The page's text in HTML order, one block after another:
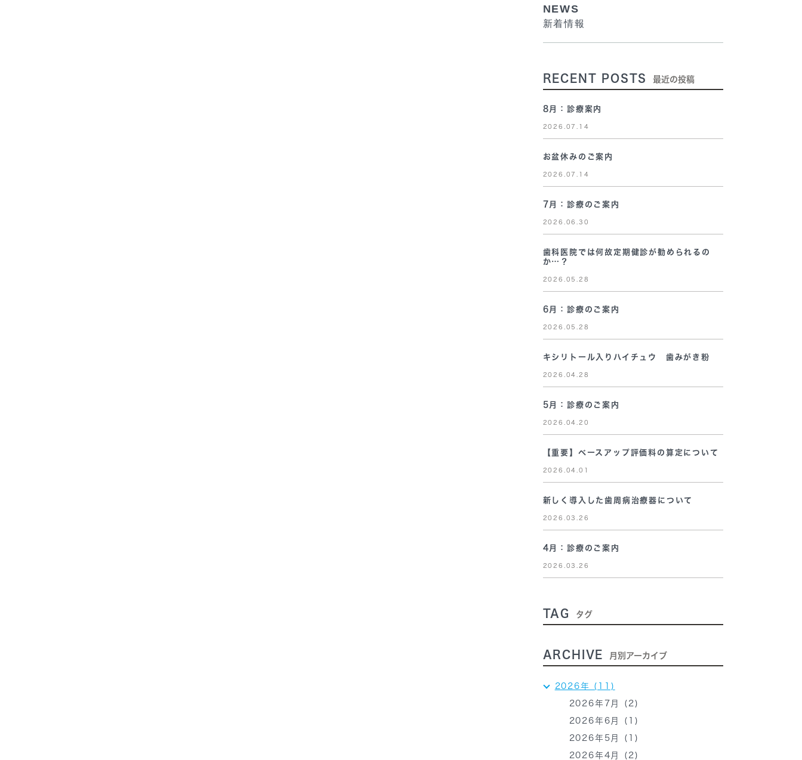
NEWS
新着情報
RECENT POSTS 最近の投稿
8月：診療案内
2026.07.14
お盆休みのご案内
2026.07.14
7月：診療のご案内
2026.06.30
歯科医院では何故定期健診が勧められるの
か…？
2026.05.28
6月：診療のご案内
2026.05.28
キシリトール入りハイチュウ 歯みがき粉
2026.04.28
5月：診療のご案内
2026.04.20
【重要】ベースアップ評価料の算定について
2026.04.01
新しく導入した歯周病治療器について
2026.03.26
4月：診療のご案内
2026.03.26
TAG タグ
ARCHIVE 月別アーカイブ
2026年 (11)
2026年7月 (2)
2026年6月 (1)
2026年5月 (1)
2026年4月 (2)